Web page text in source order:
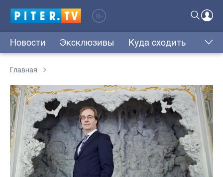
Новости Эксклюзивы Куда сходить
Главная